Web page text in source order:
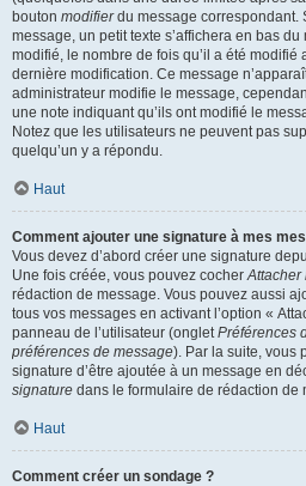
bouton modifierdu message correspondant.
message, un petit texte s’affichera en bas
modifié, le nombre de fois qu’il a été modifié
dernière modification. Ce message
administrateur modifie le message,
une note indiquant qu’ils ont modifié le
Notez que les utilisateurs ne peuvent pas
quelqu’un y a répondu.
Haut
Comment ajouter une signature à mes
Vous devez d’abord créer une signature
Une fois créée, vous pouvez cocherAttacher
rédaction de message. Vous pouvez aussi
tous vos messages en activant l’option «
panneau de l’utilisateur (ongletPréférences
préférences de message). Par la suite, vous
signature d’être ajoutée à un message en
signature dans le formulaire de rédaction de
Haut
Comment créer un sondage ?